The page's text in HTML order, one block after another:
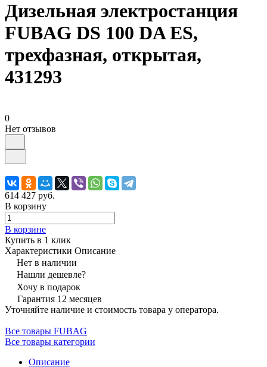
Дизельная электростанция
FUBAG DS 100 DA ES,
трехфазная, открытая,
431293
0
Нет отзывов
614 427 руб.
В корзину
В корзине
Купить в 1 клик
Характеристики Описание
Нет в наличии
Нашли дешевле?
Хочу в подарок
Гарантия 12 месяцев
Уточняйте наличие и стоимость товара у оператора.
Все товары FUBAG
Все товары категории
Описание